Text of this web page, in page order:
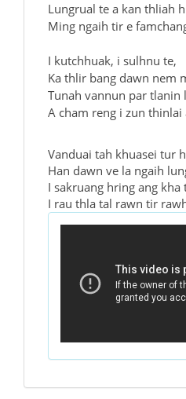
Lungrual te a kan thliah
Ming ngaih tir e
I kutchhuak, i sulhnu te,
Ka thlir bang dawn nem
Tunah vannun par tlanin
A cham reng i zun thinlai
Vanduai tah khuasei tur
Han dawn ve la ngaih
I sakruang hring ang
I rau thla tal rawn tir